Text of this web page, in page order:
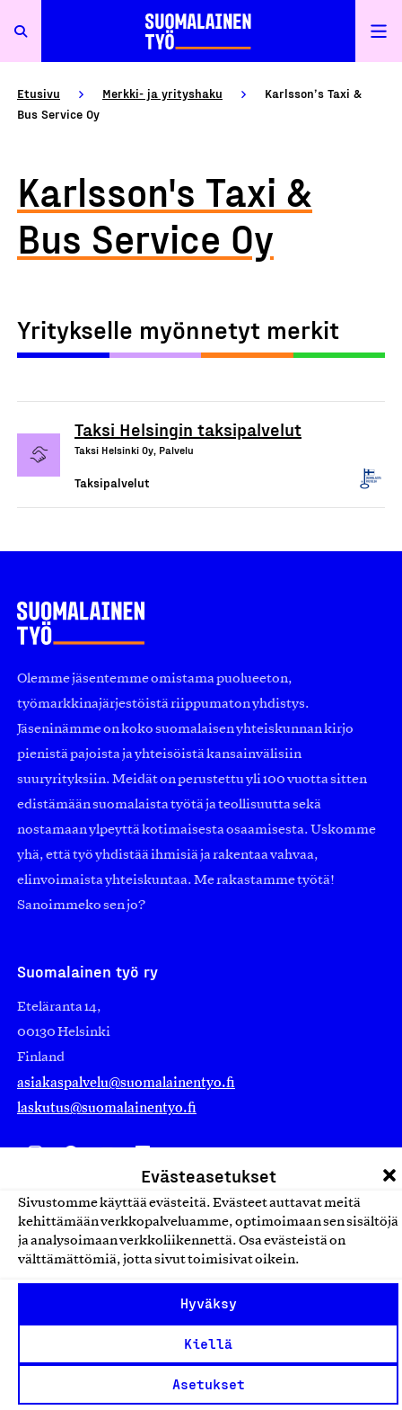
Evästeasetukset
Sivustomme käyttää evästeitä. Evästeet auttavat meitä
kehittämään verkkopalveluamme, optimoimaan sen sisältöjä
ja analysoimaan verkkoliikennettä. Osa evästeistä on
välttämättömiä, jotta sivut toimisivat oikein.
Hyväksy
Kiellä
Asetukset
Etusivu Merkki- ja yrityshaku
Karlsson’s Taxi &
Bus Service Oy
Karlsson's Taxi &
Bus Service Oy
Yritykselle myönnetyt merkit
Taksi Helsingin taksipalvelut
Taksi Helsinki Oy, Palvelu
Taksipalvelut
Olemme jäsentemme omistama puolueeton,
työmarkkinajärjestöistä riippumaton yhdistys.
Jäseninämme on koko suomalaisen yhteiskunnan kirjo
pienistä pajoista ja yhteisöistä kansainvälisiin
suuryrityksiin. Meidät on perustettu yli 100 vuotta sitten
edistämään suomalaista työtä ja teollisuutta sekä
nostamaan ylpeyttä kotimaisesta osaamisesta. Uskomme
yhä, että työ yhdistää ihmisiä ja rakentaa vahvaa,
elinvoimaista yhteiskuntaa. Me rakastamme työtä!
Sanoimmeko sen jo?
Suomalainen työ ry
Eteläranta 14,
00130 Helsinki
Finland
asiakaspalvelu@suomalainentyo.fi
laskutus@suomalainentyo.fi
Avainlippu
Yhteiskunnallinen Yritys -merkki